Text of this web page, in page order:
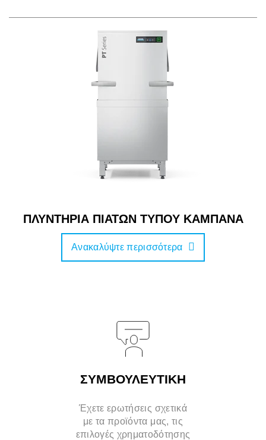
ΠΛΥΝΤΗΡΙΑ ΠΙΑΤΩΝ ΤΥΠΟΥ ΚΑΜΠΑΝΑ
Ανακαλύψτε περισσότερα
ΣΥΜΒΟΥΛΕΥΤΙΚΗ
Έχετε ερωτήσεις σχετικά
με τα προϊόντα μας, τις
επιλογές χρηματοδότησης